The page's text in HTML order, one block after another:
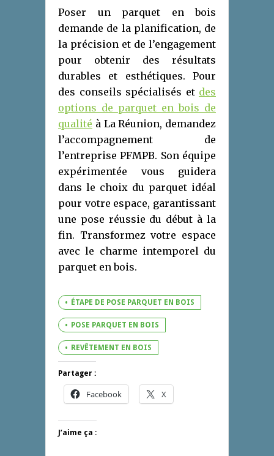
Poser un parquet en bois
demande de la planification, de
la précision et de l’engagement
pour obtenir des résultats
durables et esthétiques. Pour
des conseils spécialisés et des
options de parquet en bois de
qualité à La Réunion, demandez
l’accompagnement de
l’entreprise PFMPB. Son équipe
expérimentée vous guidera
dans le choix du parquet idéal
pour votre espace, garantissant
une pose réussie du début à la
fin. Transformez votre espace
avec le charme intemporel du
parquet en bois.
ÉTAPE DE POSE PARQUET EN BOIS
POSE PARQUET EN BOIS
REVÊTEMENT EN BOIS
Partager :
Facebook X
J’aime ça :